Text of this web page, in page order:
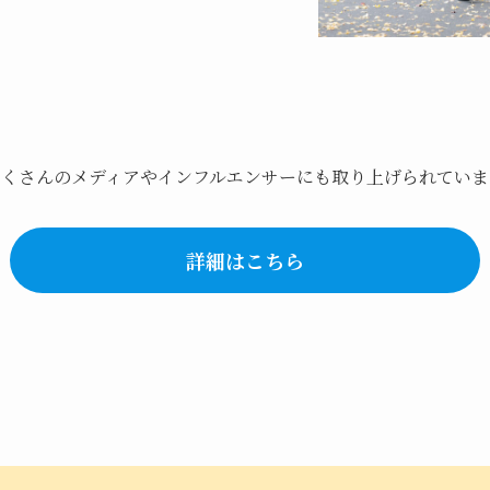
さんのメディアやインフルエンサーにも取り上げられてい
詳細はこちら